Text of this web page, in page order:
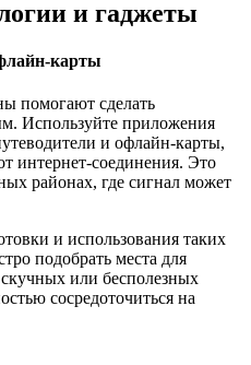
и гаджеты
карты
помогают сделать
Используйте приложения
и офлайн-карты,
интернет-соединения. Это
районах, где сигнал может
и использования таких
подобрать места для
или бесполезных
сосредоточиться на